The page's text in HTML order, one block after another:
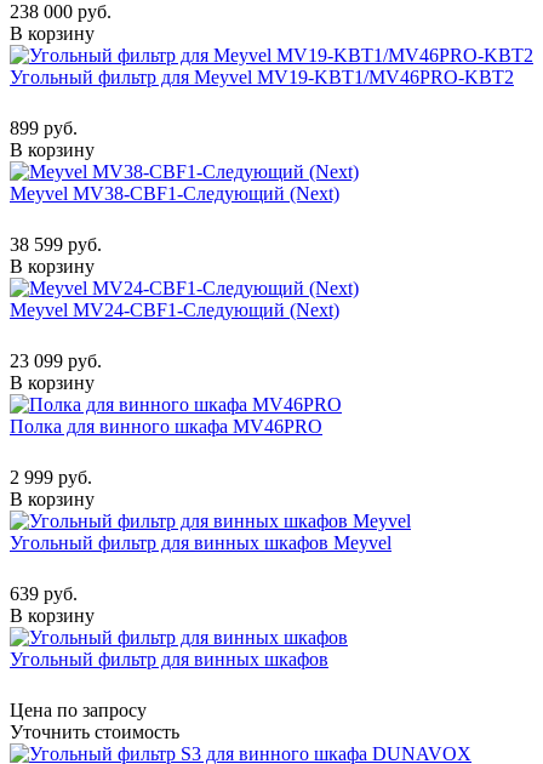
238 000 руб.
В корзину
Угольный фильтр для Meyvel MV19-KBT1/MV46PRO-KBT2
899 руб.
В корзину
Meyvel MV38-CBF1-Следующий (Next)
38 599 руб.
В корзину
Meyvel MV24-CBF1-Следующий (Next)
23 099 руб.
В корзину
Полка для винного шкафа MV46PRO
2 999 руб.
В корзину
Угольный фильтр для винных шкафов Meyvel
639 руб.
В корзину
Угольный фильтр для винных шкафов
Цена по запросу
Уточнить стоимость